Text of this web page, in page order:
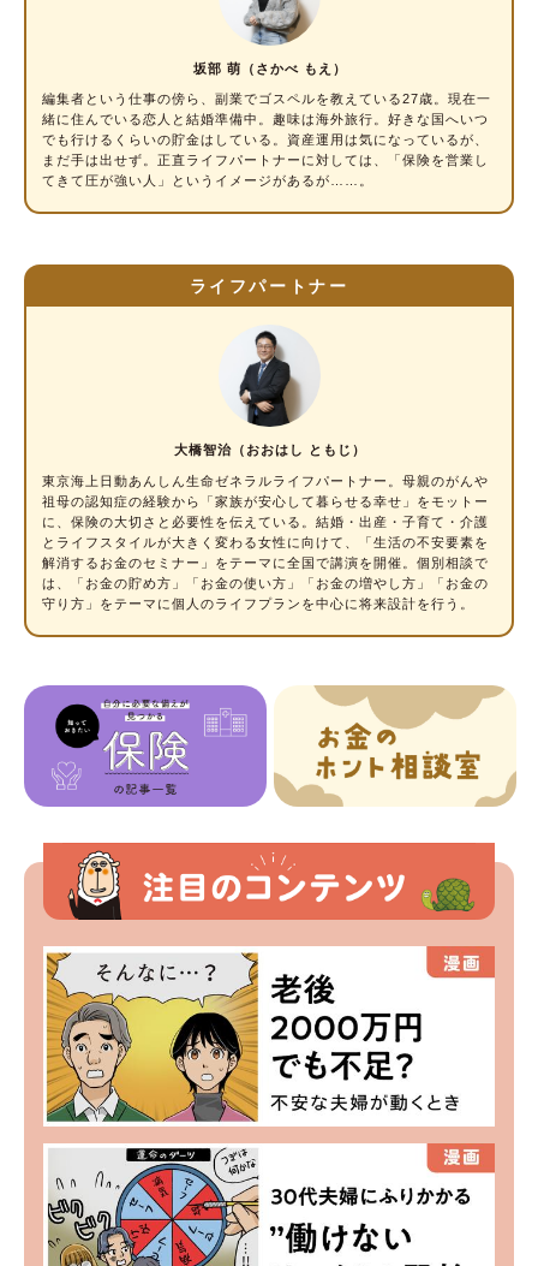
坂部 萌（さかべ もえ）
編集者という仕事の傍ら、副業でゴスペルを教えている27歳。現在一
緒に住んでいる恋人と結婚準備中。趣味は海外旅行。好きな国へいつ
でも行けるくらいの貯金はしている。資産運用は気になっているが、
まだ手は出せず。正直ライフパートナーに対しては、「保険を営業し
てきて圧が強い人」というイメージがあるが……。
ライフパートナー
大橋智治（おおはし ともじ）
東京海上日動あんしん生命ゼネラルライフパートナー。母親のがんや
祖母の認知症の経験から「家族が安心して暮らせる幸せ」をモットー
に、保険の大切さと必要性を伝えている。結婚・出産・子育て・介護
とライフスタイルが大きく変わる女性に向けて、「生活の不安要素を
解消するお金のセミナー」をテーマに全国で講演を開催。個別相談で
は、「お金の貯め方」「お金の使い方」「お金の増やし方」「お金の
守り方」をテーマに個人のライフプランを中心に将来設計を行う。